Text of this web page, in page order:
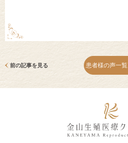
前の記事を見る 患者様の声一覧